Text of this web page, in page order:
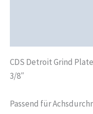
CDS Detroit Grind
3/8″
Passend für